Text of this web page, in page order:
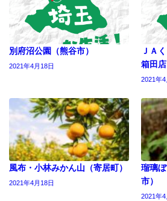
別府沼公園（熊谷市）
2021年4月18日
ＪＡ
箱田店
2021年4
風布・小林みかん山（寄居町）
2021年4月18日
瑠璃
市）
2021年4